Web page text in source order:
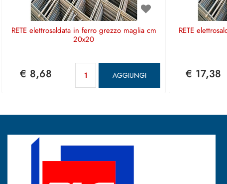
RETE elettrosaldata in ferro grezzo maglia cm
20x20
€ 8,68 AGGIUNGI
RETE
€ 17,38